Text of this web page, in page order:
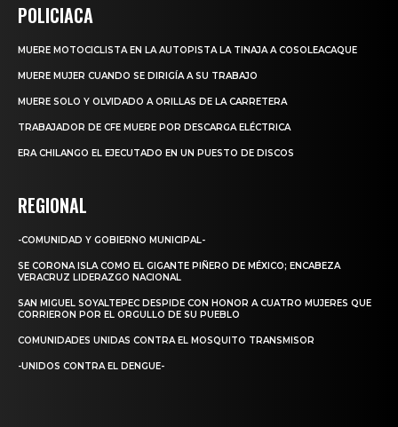
POLICIACA
MUERE MOTOCICLISTA EN LA AUTOPISTA LA TINAJA A COSOLEACAQUE
MUERE MUJER CUANDO SE DIRIGÍA A SU TRABAJO
MUERE SOLO Y OLVIDADO A ORILLAS DE LA CARRETERA
TRABAJADOR DE CFE MUERE POR DESCARGA ELÉCTRICA
ERA CHILANGO EL EJECUTADO EN UN PUESTO DE DISCOS
REGIONAL
-COMUNIDAD Y GOBIERNO MUNICIPAL-
SE CORONA ISLA COMO EL GIGANTE PIÑERO DE MÉXICO; ENCABEZA
VERACRUZ LIDERAZGO NACIONAL
SAN MIGUEL SOYALTEPEC DESPIDE CON HONOR A CUATRO MUJERES QUE
CORRIERON POR EL ORGULLO DE SU PUEBLO
COMUNIDADES UNIDAS CONTRA EL MOSQUITO TRANSMISOR
-UNIDOS CONTRA EL DENGUE-